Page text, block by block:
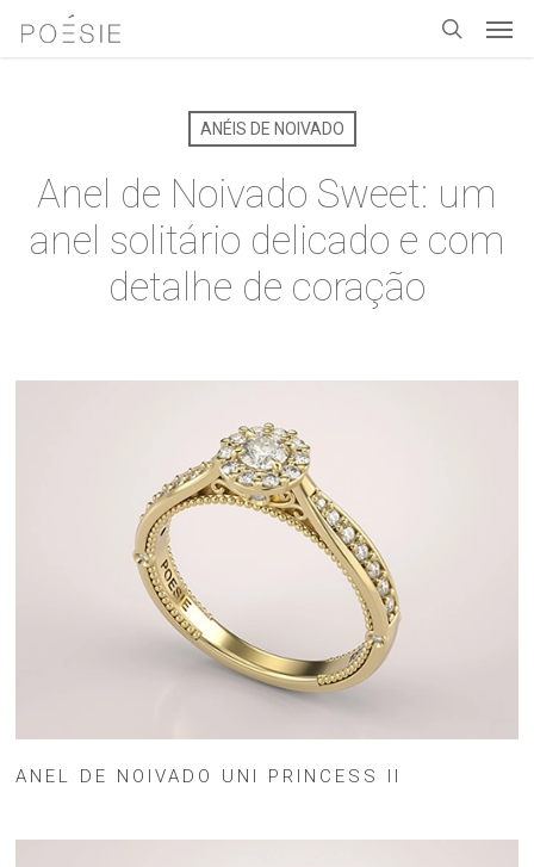
ANÉIS DE NOIVADO
Anel de Noivado Sweet: um
anel solitário delicado e com
detalhe de coração
ANEL DE NOIVADO UNI PRINCESS II